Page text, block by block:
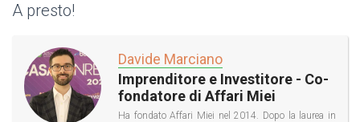
A presto!
Davide Marciano
Imprenditore e Investitore - Co-
fondatore di Affari Miei
Ha fondato Affari Miei nel 2014. Dopo la laurea in